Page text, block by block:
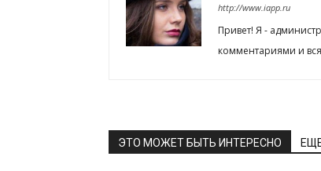
http://www.iapp.ru
Привет! Я -
комментариями и
ЭТО МОЖЕТ БЫТЬ ИНТЕРЕСНО